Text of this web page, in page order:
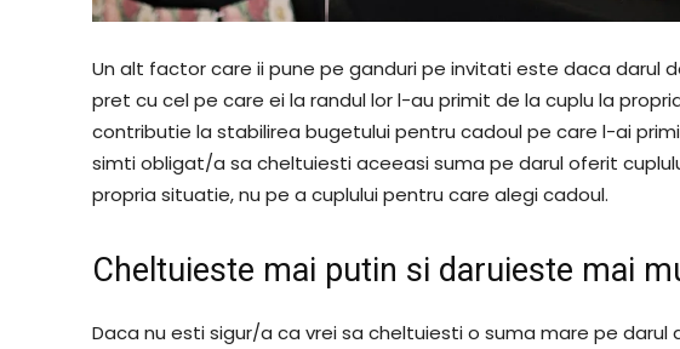
Un alt factor care ii pune pe ganduri pe invitati este daca darul
pret cu cel pe care ei la randul lor l-au primit de la cuplu la
contributie la stabilirea bugetului pentru cadoul pe care l-ai
simti obligat/a sa cheltuiesti aceeasi suma pe darul oferit
propria situatie, nu pe a cuplului pentru care alegi cadoul.
Cheltuieste mai putin si daruieste mai
Daca nu esti sigur/a ca vrei sa cheltuiesti o suma mare pe darul